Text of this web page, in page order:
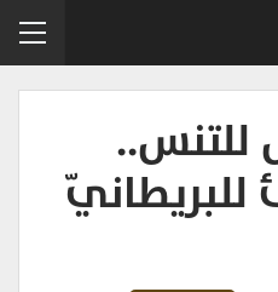
للتنس..